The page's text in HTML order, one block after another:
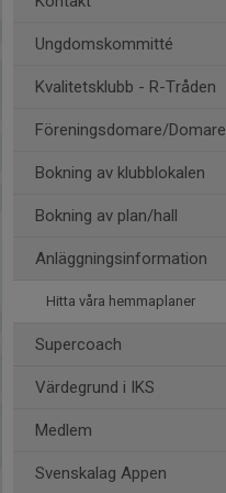
Ungdomskommitté
Kvalitetsklubb - R-Tråden
Föreningsdomare/Domare
Bokning av klubblokalen
Bokning av plan/hall
Anläggningsinformation
Hitta våra hemmaplaner
Supercoach
Värdegrund i IKS
Medlem
Svenskalag Appen